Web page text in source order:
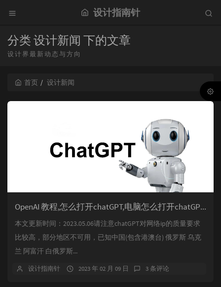
设计指南针
分类 设计新闻 下的文章
设计界最新动态与方向
首页 设计新闻
OpenAI 教程,怎么打开chatGPT,电脑怎么打开chatGPT,手机怎么打开chatGPT,设计师ChatGPT,访问chatGPT的网络问题等综合解决。
本文更新时间：2023.05.06请注意chatGPT对网络ip的质量要求
比较高，部分地区不可用，已知中国(包含港澳台) 俄罗斯 乌克
兰 阿富汗 白俄罗斯...
设计指南针 2023 年 02 月 09 日 3 条评论